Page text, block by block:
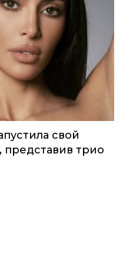
свой
трио